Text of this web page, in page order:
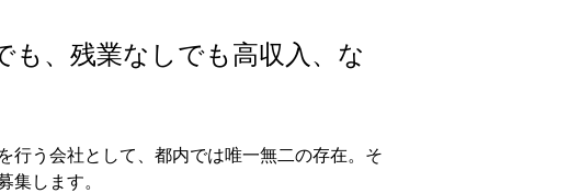
も、残業なしでも高収入、な
行う会社として、都内では唯一無二の存在。そ
集します。